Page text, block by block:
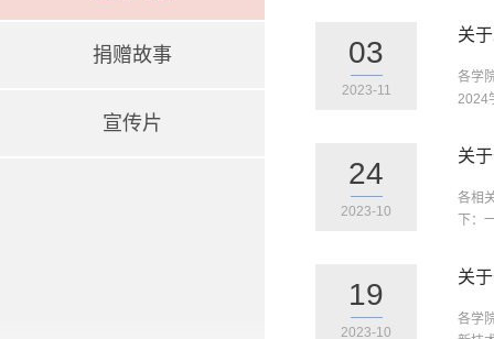
捐赠故事
宣传片
03
2023-11
关
各学
2024
24
2023-10
关
各相
下：
19
2023-10
关
各学